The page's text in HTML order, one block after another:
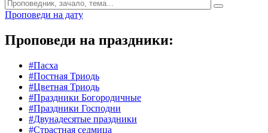
Проповеди на дату
Проповеди на праздники:
#Пасха
#Постная Триодь
#Цветная Триодь
#Праздники Богородичные
#Праздники Господни
#Двунадесятые праздники
#Страстная седмица